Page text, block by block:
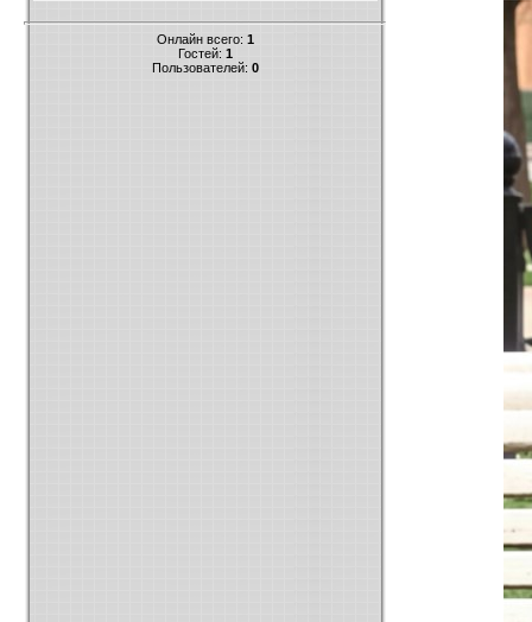
Онлайн всего: 1
Гостей: 1
Пользователей: 0